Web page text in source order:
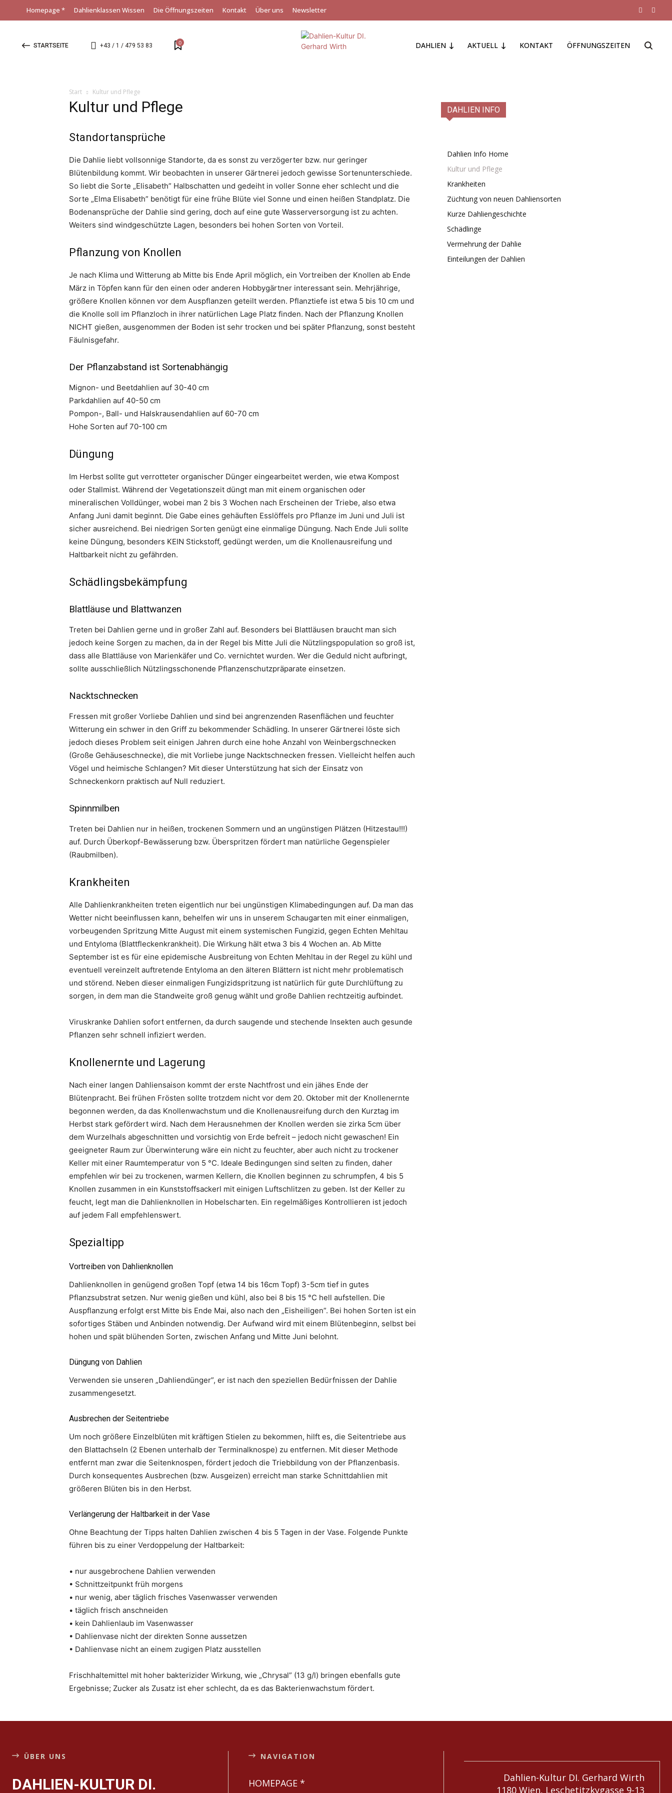
Homepage * Dahlienklassen Wissen Die Öffnungszeiten Kontakt Über uns Newsletter
STARTSEITE +43 / 1 / 479 53 83 0 DAHLIEN AKTUELL KONTAKT ÖFFNUNGSZEITEN
Start Kultur und Pflege
Kultur und Pflege
Standortansprüche
Die Dahlie liebt vollsonnige Standorte, da es sonst zu verzögerter bzw. nur geringer
Blütenbildung kommt. Wir beobachten in unserer Gärtnerei jedoch gewisse Sortenunterschiede.
So liebt die Sorte „Elisabeth” Halbschatten und gedeiht in voller Sonne eher schlecht und die
Sorte „Elma Elisabeth” benötigt für eine frühe Blüte viel Sonne und einen heißen Standplatz. Die
Bodenansprüche der Dahlie sind gering, doch auf eine gute Wasserversorgung ist zu achten.
Weiters sind windgeschützte Lagen, besonders bei hohen Sorten von Vorteil.
Pflanzung von Knollen
Je nach Klima und Witterung ab Mitte bis Ende April möglich, ein Vortreiben der Knollen ab Ende
März in Töpfen kann für den einen oder anderen Hobbygärtner interessant sein. Mehrjährige,
größere Knollen können vor dem Auspflanzen geteilt werden. Pflanztiefe ist etwa 5 bis 10 cm und
die Knolle soll im Pflanzloch in ihrer natürlichen Lage Platz finden. Nach der Pflanzung Knollen
NICHT gießen, ausgenommen der Boden ist sehr trocken und bei später Pflanzung, sonst besteht
Fäulnisgefahr.
Der Pflanzabstand ist Sortenabhängig
Mignon- und Beetdahlien auf 30-40 cm
Parkdahlien auf 40-50 cm
Pompon-, Ball- und Halskrausendahlien auf 60-70 cm
Hohe Sorten auf 70-100 cm
Düngung
Im Herbst sollte gut verrotteter organischer Dünger eingearbeitet werden, wie etwa Kompost
oder Stallmist. Während der Vegetationszeit düngt man mit einem organischen oder
mineralischen Volldünger, wobei man 2 bis 3 Wochen nach Erscheinen der Triebe, also etwa
Anfang Juni damit beginnt. Die Gabe eines gehäuften Esslöffels pro Pflanze im Juni und Juli ist
sicher ausreichend. Bei niedrigen Sorten genügt eine einmalige Düngung. Nach Ende Juli sollte
keine Düngung, besonders KEIN Stickstoff, gedüngt werden, um die Knollenausreifung und
Haltbarkeit nicht zu gefährden.
Schädlingsbekämpfung
Blattläuse und Blattwanzen
Treten bei Dahlien gerne und in großer Zahl auf. Besonders bei Blattläusen braucht man sich
jedoch keine Sorgen zu machen, da in der Regel bis Mitte Juli die Nützlingspopulation so groß ist,
dass alle Blattläuse von Marienkäfer und Co. vernichtet wurden. Wer die Geduld nicht aufbringt,
sollte ausschließlich Nützlingsschonende Pflanzenschutzpräparate einsetzen.
Nacktschnecken
Fressen mit großer Vorliebe Dahlien und sind bei angrenzenden Rasenflächen und feuchter
Witterung ein schwer in den Griff zu bekommender Schädling. In unserer Gärtnerei löste sich
jedoch dieses Problem seit einigen Jahren durch eine hohe Anzahl von Weinbergschnecken
(Große Gehäuseschnecke), die mit Vorliebe junge Nacktschnecken fressen. Vielleicht helfen auch
Vögel und heimische Schlangen? Mit dieser Unterstützung hat sich der Einsatz von
Schneckenkorn praktisch auf Null reduziert.
Spinnmilben
Treten bei Dahlien nur in heißen, trockenen Sommern und an ungünstigen Plätzen (Hitzestau!!!)
auf. Durch Überkopf-Bewässerung bzw. Überspritzen fördert man natürliche Gegenspieler
(Raubmilben).
Krankheiten
Alle Dahlienkrankheiten treten eigentlich nur bei ungünstigen Klimabedingungen auf. Da man das
Wetter nicht beeinflussen kann, behelfen wir uns in unserem Schaugarten mit einer einmaligen,
vorbeugenden Spritzung Mitte August mit einem systemischen Fungizid, gegen Echten Mehltau
und Entyloma (Blattfleckenkrankheit). Die Wirkung hält etwa 3 bis 4 Wochen an. Ab Mitte
September ist es für eine epidemische Ausbreitung von Echten Mehltau in der Regel zu kühl und
eventuell vereinzelt auftretende Entyloma an den älteren Blättern ist nicht mehr problematisch
und störend. Neben dieser einmaligen Fungizidspritzung ist natürlich für gute Durchlüftung zu
sorgen, in dem man die Standweite groß genug wählt und große Dahlien rechtzeitig aufbindet.
Viruskranke Dahlien sofort entfernen, da durch saugende und stechende Insekten auch gesunde
Pflanzen sehr schnell infiziert werden.
Knollenernte und Lagerung
Nach einer langen Dahliensaison kommt der erste Nachtfrost und ein jähes Ende der
Blütenpracht. Bei frühen Frösten sollte trotzdem nicht vor dem 20. Oktober mit der Knollenernte
begonnen werden, da das Knollenwachstum und die Knollenausreifung durch den Kurztag im
Herbst stark gefördert wird. Nach dem Herausnehmen der Knollen werden sie zirka 5cm über
dem Wurzelhals abgeschnitten und vorsichtig von Erde befreit – jedoch nicht gewaschen! Ein
geeigneter Raum zur Überwinterung wäre ein nicht zu feuchter, aber auch nicht zu trockener
Keller mit einer Raumtemperatur von 5 °C. Ideale Bedingungen sind selten zu finden, daher
empfehlen wir bei zu trockenen, warmen Kellern, die Knollen beginnen zu schrumpfen, 4 bis 5
Knollen zusammen in ein Kunststoffsackerl mit einigen Luftschlitzen zu geben. Ist der Keller zu
feucht, legt man die Dahlienknollen in Hobelscharten. Ein regelmäßiges Kontrollieren ist jedoch
auf jedem Fall empfehlenswert.
Spezialtipp
Vortreiben von Dahlienknollen
Dahlienknollen in genügend großen Topf (etwa 14 bis 16cm Topf) 3-5cm tief in gutes
Pflanzsubstrat setzen. Nur wenig gießen und kühl, also bei 8 bis 15 °C hell aufstellen. Die
Auspflanzung erfolgt erst Mitte bis Ende Mai, also nach den „Eisheiligen”. Bei hohen Sorten ist ein
sofortiges Stäben und Anbinden notwendig. Der Aufwand wird mit einem Blütenbeginn, selbst bei
hohen und spät blühenden Sorten, zwischen Anfang und Mitte Juni belohnt.
Düngung von Dahlien
Verwenden sie unseren „Dahliendünger”, er ist nach den speziellen Bedürfnissen der Dahlie
zusammengesetzt.
Ausbrechen der Seitentriebe
Um noch größere Einzelblüten mit kräftigen Stielen zu bekommen, hilft es, die Seitentriebe aus
den Blattachseln (2 Ebenen unterhalb der Terminalknospe) zu entfernen. Mit dieser Methode
entfernt man zwar die Seitenknospen, fördert jedoch die Triebbildung von der Pflanzenbasis.
Durch konsequentes Ausbrechen (bzw. Ausgeizen) erreicht man starke Schnittdahlien mit
größeren Blüten bis in den Herbst.
Verlängerung der Haltbarkeit in der Vase
Ohne Beachtung der Tipps halten Dahlien zwischen 4 bis 5 Tagen in der Vase. Folgende Punkte
führen bis zu einer Verdoppelung der Haltbarkeit:
• nur ausgebrochene Dahlien verwenden
• Schnittzeitpunkt früh morgens
• nur wenig, aber täglich frisches Vasenwasser verwenden
• täglich frisch anschneiden
• kein Dahlienlaub im Vasenwasser
• Dahlienvase nicht der direkten Sonne aussetzen
• Dahlienvase nicht an einem zugigen Platz ausstellen
Frischhaltemittel mit hoher bakterizider Wirkung, wie „Chrysal” (13 g/l) bringen ebenfalls gute
Ergebnisse; Zucker als Zusatz ist eher schlecht, da es das Bakterienwachstum fördert.
DAHLIEN INFO
Dahlien Info Home
Kultur und Pflege
Krankheiten
Züchtung von neuen Dahliensorten
Kurze Dahliengeschichte
Schädlinge
Vermehrung der Dahlie
Einteilungen der Dahlien
ÜBER UNS
DAHLIEN-KULTUR DI.
NAVIGATION
HOMEPAGE *
Dahlien-Kultur DI. Gerhard Wirth
1180 Wien, Leschetitzkygasse 9-13